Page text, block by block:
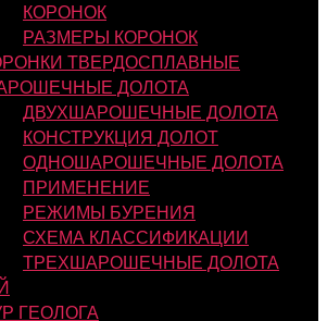
КОРОНОК
РАЗМЕРЫ КОРОНОК
ТВЕРДОСПЛАВНЫЕ
ДОЛОТА
ДВУХШАРОШЕЧНЫЕ ДОЛОТА
КОНСТРУКЦИЯ ДОЛОТ
ОДНОШАРОШЕЧНЫЕ ДОЛОТА
ПРИМЕНЕНИЕ
РЕЖИМЫ БУРЕНИЯ
СХЕМА КЛАССИФИКАЦИИ
ТРЕХШАРОШЕЧНЫЕ ДОЛОТА
ГЕОЛОГА